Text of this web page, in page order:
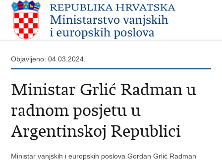
Objavljeno: 04.03.2024.
Ministar Grlić Radman u
radnom posjetu u
Argentinskoj Republici
Ministar vanjskih i europskih poslova Gordan Grlić Radman